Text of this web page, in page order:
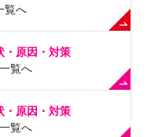
覧へ
・原因・対策
覧へ
・原因・対策
覧へ